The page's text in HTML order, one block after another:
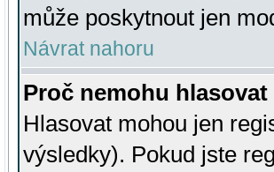
může poskytnout jen
Návrat nahoru
Proč nemohu hlasovat
Hlasovat mohou jen
výsledky). Pokud jste